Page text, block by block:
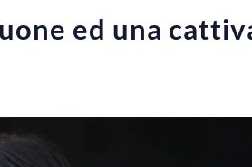
ed una